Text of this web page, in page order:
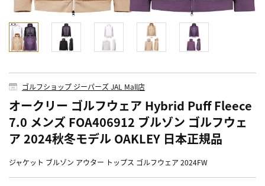
ゴルフショップ ジーパーズ JAL Mall店
オークリー ゴルフウェア Hybrid Puff Fleece
7.0 メンズ FOA406912 ブルゾン ゴルフウェ
ア 2024秋冬モデル OAKLEY 日本正規品
ジャケット ブルゾン アウター トップス ゴルフウェア 2024FW